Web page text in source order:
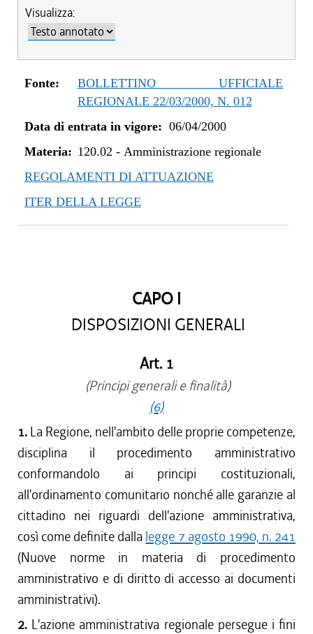
Visualizza:
Fonte:
BOLLETTINO UFFICIALE
REGIONALE 22/03/2000, N. 012
Data di entrata in vigore: 06/04/2000
Materia: 120.02 - Amministrazione regionale
REGOLAMENTI DI ATTUAZIONE
ITER DELLA LEGGE
CAPO I
DISPOSIZIONI GENERALI
Art. 1
(Principi generali e finalità)
(6)
1. La Regione, nell'ambito delle proprie competenze,
disciplina il procedimento amministrativo
conformandolo ai principi costituzionali,
all'ordinamento comunitario nonché alle garanzie al
cittadino nei riguardi dell'azione amministrativa,
così come definite dalla legge 7 agosto 1990, n. 241
(Nuove norme in materia di procedimento
amministrativo e di diritto di accesso ai documenti
amministrativi).
2. L'azione amministrativa regionale persegue i fini